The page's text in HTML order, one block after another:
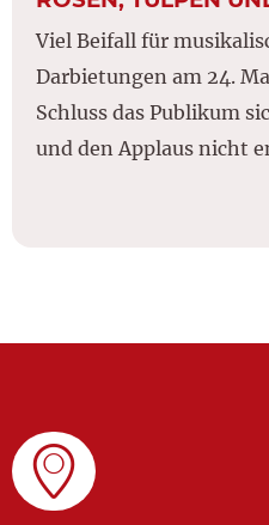
Viel Beifall für
Darbietungen am 24.
Schluss das Publikum
und den Applaus nicht